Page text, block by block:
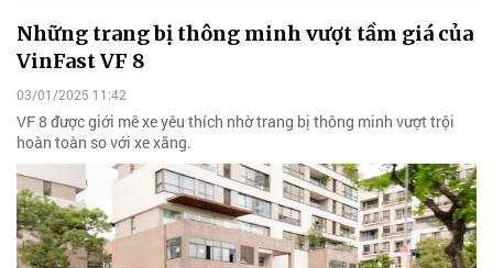
Những trang bị thông minh vượt tầm giá của
VinFast VF 8
03/01/2025 11:42
VF 8 được giới mê xe yêu thích nhờ trang bị thông minh vượt trội
hoàn toàn so với xe xăng.